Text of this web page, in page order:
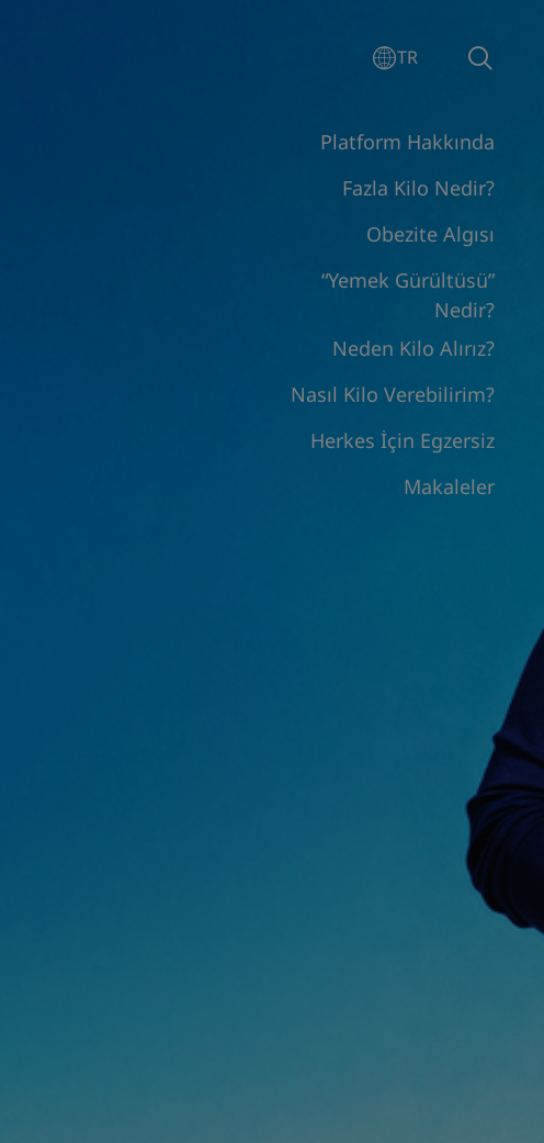
Platform Hakkında
Fazla Kilo Nedir?
Obezite Algısı
“Yemek Gürültüsü”
Nedir?
Neden Kilo Alırız?
Nasıl Kilo Verebilirim?
Herkes İçin Egzersiz
Makaleler
TR